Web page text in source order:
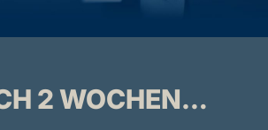
2 WOCHEN…